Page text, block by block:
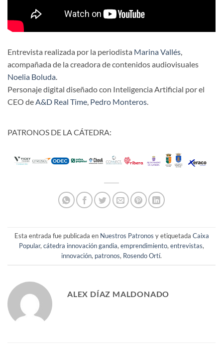
Entrevista realizada por la periodista Marina Vallés,
acompañada de la creadora de contenidos audiovisuales
Noelia Boluda.
Personaje digital diseñado con Inteligencia Artificial por el
CEO deA&D Real Time, Pedro Monteros.
PATRONOS DE LA CÁTEDRA:
Esta entrada fue publicada en Nuestros Patronos y etiquetada Caixa
Popular, cátedra innovación gandia, emprendimiento, entrevistas,
innovación, patronos, Rosendo Ortí.
ALEX DÍAZ MALDONADO